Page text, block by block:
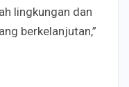
lingkungan dan
berkelanjutan,”